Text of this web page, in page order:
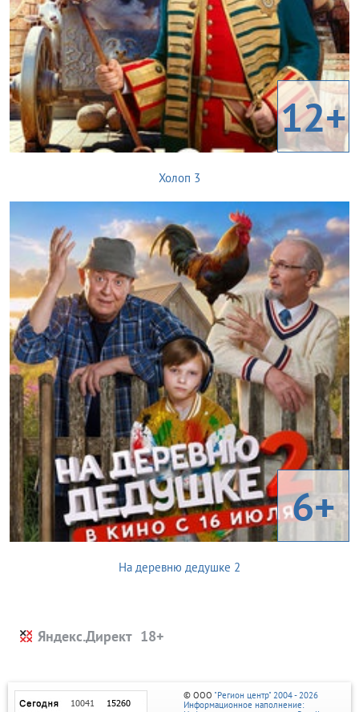
12+
Холоп 3
6+
На деревню дедушке 2
Яндекс.Директ
© ООО "Регион центр" 2004 - 2026
Информационное наполнение: